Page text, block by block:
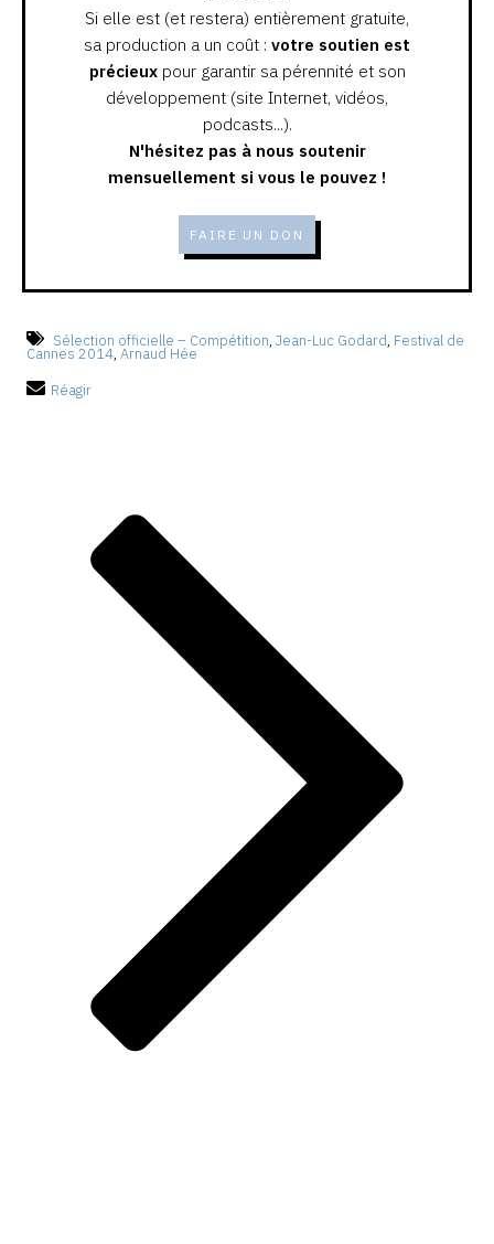
Si elle est (et restera) entièrement gratuite,
sa production a un coût : votre soutien est
précieuxpour garantir sa pérennité et son
développement (site Internet, vidéos,
podcasts...).
N'hésitez pas à nous soutenir
mensuellement si vous le pouvez !
FAIRE UN DON
Sélection officielle – Compétition, Jean-Luc Godard, Festival de
Cannes 2014, Arnaud Hée
Réagir